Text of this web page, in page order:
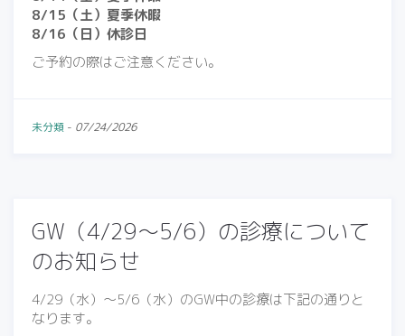
8/15（土）夏季休暇
8/16（日）休診日
ご予約の際はご注意ください。
未分類 - 07/24/2026
GW（4/29～5/6）の診療について
のお知らせ
4/29（水）〜5/6（水）のGW中の診療は下記の通りと
なります。